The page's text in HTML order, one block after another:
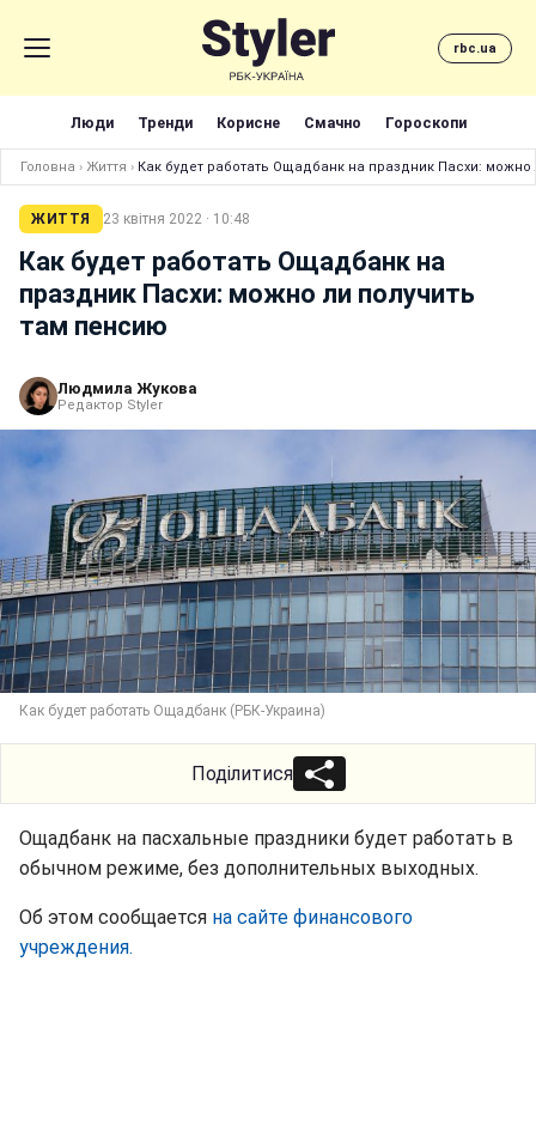
rbc.ua
Люди Тренди Корисне Смачно Гороскопи
Головна › Життя › Как будет работать Ощадбанк на праздник Пасхи: можно
ЖИТТЯ 23 квітня 2022 · 10:48
Как будет работать Ощадбанк на
праздник Пасхи: можно ли получить
там пенсию
Людмила Жукова
Редактор Styler
Как будет работать Ощадбанк (РБК-Украина)
Поділитися
Ощадбанк на пасхальные праздники будет работать в
обычном режиме, без дополнительных выходных.
Об этом сообщается на сайте финансового
учреждения.